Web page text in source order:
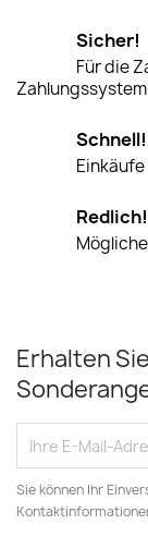
Sicher!
Für die
Schnell!
Redlich!
Erhalten
Sie können Ihr